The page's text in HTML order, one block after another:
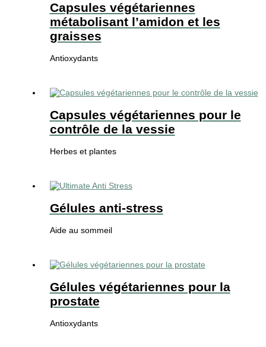
Capsules végétariennes
métabolisant l’amidon et les
graisses
Antioxydants
Capsules végétariennes pour le
contrôle de la vessie
Herbes et plantes
Gélules anti-stress
Aide au sommeil
Gélules végétariennes pour la
prostate
Antioxydants